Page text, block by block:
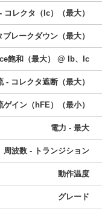
コレクタ（Ic）（最大）
レークダウン（最大）
飽和（最大） @ lb、Ic
- コレクタ遮断（最大）
イン（hFE）（最小）
電力 - 最大
周波数 - トランジション
動作温度
グレード